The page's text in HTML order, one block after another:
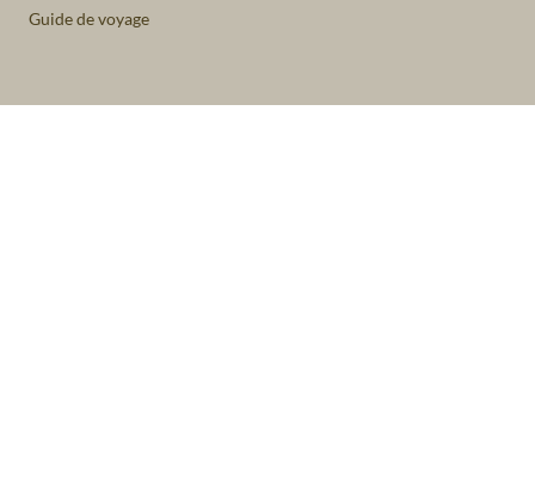
Guide de voyage